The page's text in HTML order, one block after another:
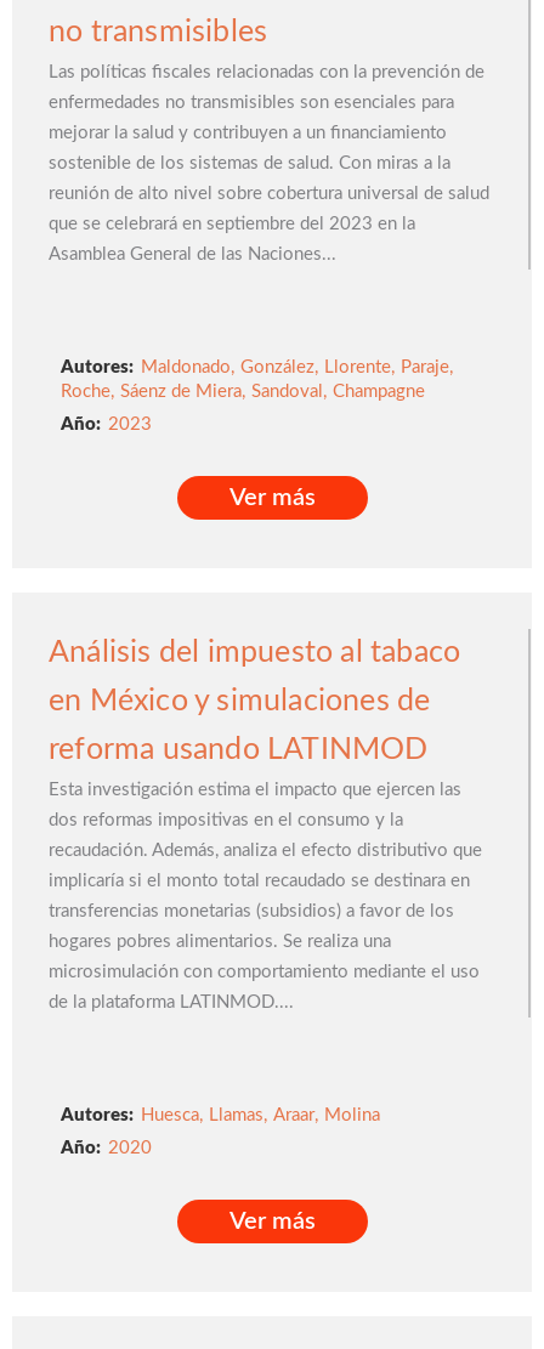
no transmisibles
Las políticas fiscales relacionadas con la prevención de
enfermedades no transmisibles son esenciales para
mejorar la salud y contribuyen a un financiamiento
sostenible de los sistemas de salud. Con miras a la
reunión de alto nivel sobre cobertura universal de salud
que se celebrará en septiembre del 2023 en la
Asamblea General de las Naciones...
Autores: Maldonado, González, Llorente, Paraje,
Roche, Sáenz de Miera, Sandoval , Champagne
2023
Ver más
Análisis del impuesto al tabaco
en México y simulaciones de
reforma usando LATINMOD
Esta investigación estima el impacto que ejercen las
dos reformas impositivas en el consumo y la
recaudación. Además, analiza el efecto distributivo que
implicaría si el monto total recaudado se destinara en
transferencias monetarias (subsidios) a favor de los
hogares pobres alimentarios. Se realiza una
microsimulación con comportamiento mediante el uso
de la plataforma LATINMOD....
Autores: Huesca, Llamas, Araar, Molina
2020
Ver más